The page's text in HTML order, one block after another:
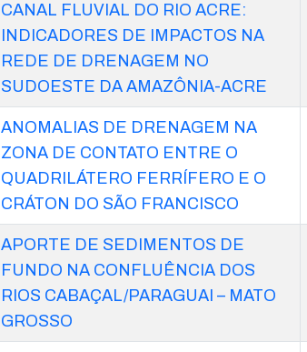
CANAL FLUVIAL DO RIO ACRE:
INDICADORES DE IMPACTOS NA
REDE DE DRENAGEM NO
SUDOESTE DA AMAZÔNIA-ACRE
ANOMALIAS DE DRENAGEM NA
ZONA DE CONTATO ENTRE O
QUADRILÁTERO FERRÍFERO E O
CRÁTON DO SÃO FRANCISCO
APORTE DE SEDIMENTOS DE
FUNDO NA CONFLUÊNCIA DOS
RIOS CABAÇAL/PARAGUAI – MATO
GROSSO